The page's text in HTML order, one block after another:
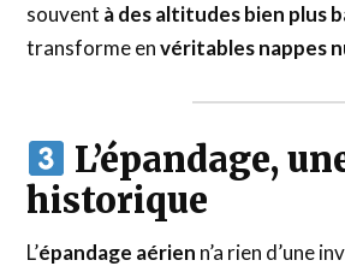
souvent à des altitudes bien plus
transforme envéritables nappes
L’épandage,
historique
L’épandage aérien n’a rien d’une